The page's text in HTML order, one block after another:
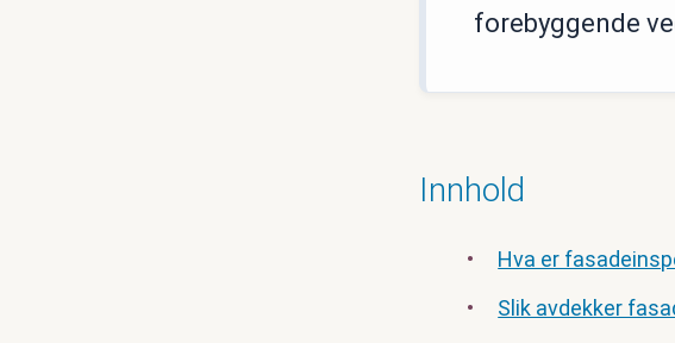
forebyggende
Innhold
Hva er
Slik avdekker